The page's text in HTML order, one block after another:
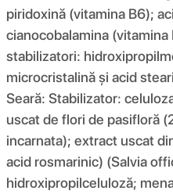
piridoxină (vitamina B6);
cianocobalamina (vitamina
stabilizatori:
microcristalină și acid
Seară: Stabilizator:
uscat de flori de pasifloră
incarnata); extract uscat
acid rosmarinic) (Salvia
hidroxipropilceluloză;